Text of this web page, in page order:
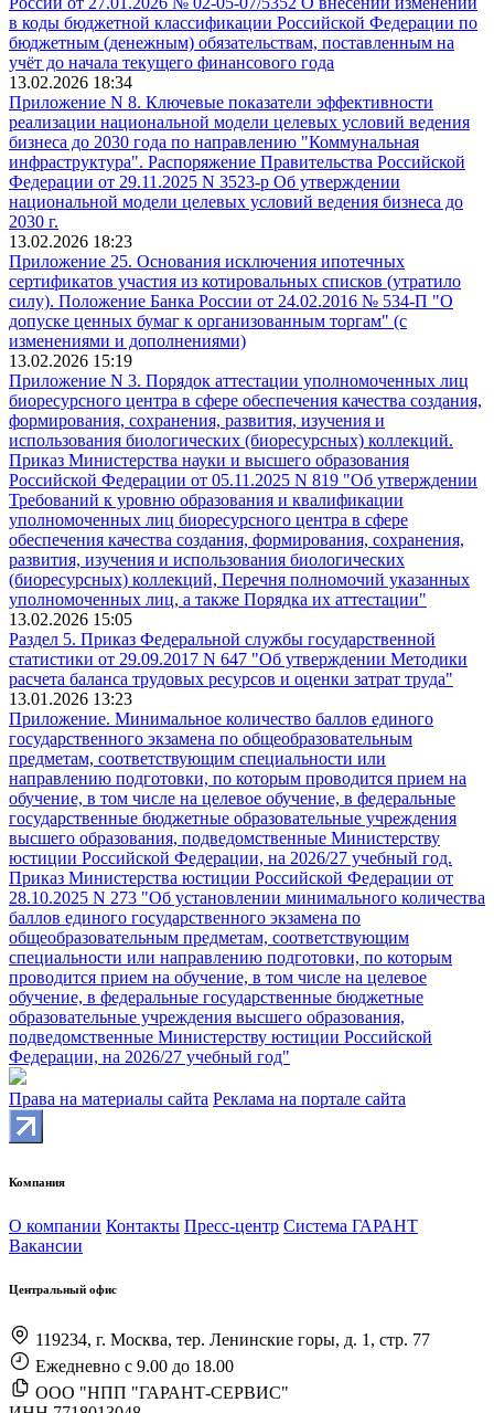
в коды бюджетной классификации Российской Федерации по
бюджетным (денежным) обязательствам, поставленным на
учёт до начала текущего финансового года
13.02.2026 18:34
Приложение N 8. Ключевые показатели эффективности
реализации национальной модели целевых условий ведения
бизнеса до 2030 года по направлению "Коммунальная
инфраструктура". Распоряжение Правительства Российской
Федерации от 29.11.2025 N 3523-р Об утверждении
национальной модели целевых условий ведения бизнеса до
2030 г.
13.02.2026 18:23
Приложение 25. Основания исключения ипотечных
сертификатов участия из котировальных списков (утратило
силу). Положение Банка России от 24.02.2016 № 534-П "О
допуске ценных бумаг к организованным торгам" (с
изменениями и дополнениями)
13.02.2026 15:19
Приложение N 3. Порядок аттестации уполномоченных лиц
биоресурсного центра в сфере обеспечения качества создания,
формирования, сохранения, развития, изучения и
использования биологических (биоресурсных) коллекций.
Приказ Министерства науки и высшего образования
Российской Федерации от 05.11.2025 N 819 "Об утверждении
Требований к уровню образования и квалификации
уполномоченных лиц биоресурсного центра в сфере
обеспечения качества создания, формирования, сохранения,
развития, изучения и использования биологических
(биоресурсных) коллекций, Перечня полномочий указанных
уполномоченных лиц, а также Порядка их аттестации"
13.02.2026 15:05
Раздел 5. Приказ Федеральной службы государственной
статистики от 29.09.2017 N 647 "Об утверждении Методики
расчета баланса трудовых ресурсов и оценки затрат труда"
13.01.2026 13:23
Приложение. Минимальное количество баллов единого
государственного экзамена по общеобразовательным
предметам, соответствующим специальности или
направлению подготовки, по которым проводится прием на
обучение, в том числе на целевое обучение, в федеральные
государственные бюджетные образовательные учреждения
высшего образования, подведомственные Министерству
юстиции Российской Федерации, на 2026/27 учебный год.
Приказ Министерства юстиции Российской Федерации от
28.10.2025 N 273 "Об установлении минимального количества
баллов единого государственного экзамена по
общеобразовательным предметам, соответствующим
специальности или направлению подготовки, по которым
проводится прием на обучение, в том числе на целевое
обучение, в федеральные государственные бюджетные
образовательные учреждения высшего образования,
подведомственные Министерству юстиции Российской
Федерации, на 2026/27 учебный год"
Права на материалы сайта Реклама на портале сайта
Компания
О компании Контакты Пресс-центр Система ГАРАНТ
Вакансии
Центральный офис
119234, г. Москва, тер. Ленинские горы, д. 1, стр. 77
Ежедневно с 9.00 до 18.00
ООО "НПП "ГАРАНТ-СЕРВИС"